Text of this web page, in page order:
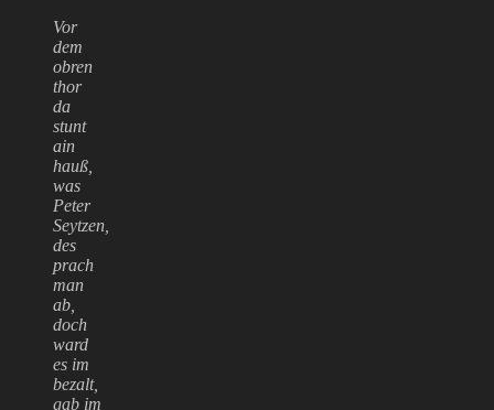
Vor
dem
obren
thor
da
stunt
ain
hauß,
was
Peter
Seytzen,
des
prach
man
ab,
doch
ward
es im
bezalt,
gab im